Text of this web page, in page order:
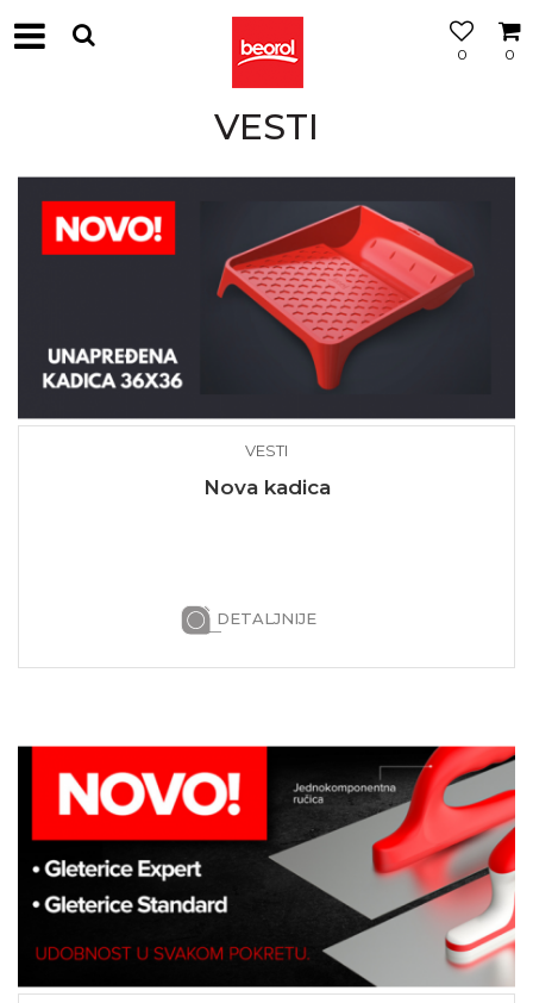
0
0
VESTI
VESTI
Nova kadica
DETALJNIJE